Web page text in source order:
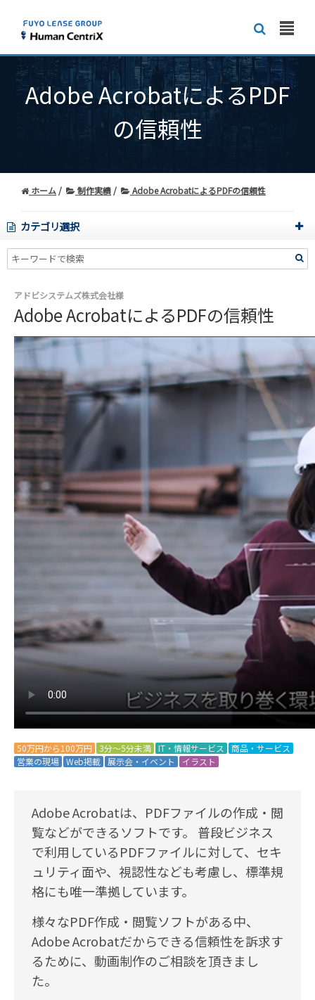
Adobe AcrobatによるPDF
の信頼性
ホーム 制作実績 Adobe AcrobatによるPDFの信頼性
カテゴリ選択
アドビシステムズ株式会社様
Adobe AcrobatによるPDFの信頼性
50万円から100万円 3分～5分未満 IT・情報サービス
商品・サービス
営業の現場 Web掲載 展示会・イベント イラスト
Adobe Acrobatは、PDFファイルの作成・閲
覧などができるソフトです。 普段ビジネス
で利用しているPDFファイルに対して、セキ
ュリティ面や、視認性なども考慮し、標準規
格にも唯一準拠しています。
様々なPDF作成・閲覧ソフトがある中、
Adobe Acrobatだからできる信頼性を訴求す
るために、動画制作のご相談を頂きまし
た。